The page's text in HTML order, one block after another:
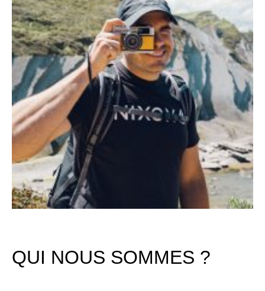
QUI NOUS SOMMES ?